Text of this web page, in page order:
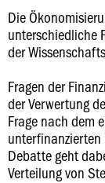
Die
unterschiedliche
der
Fragen der
der Verwertung
Frage nach dem
unterfinanzierten
Debatte geht
Verteilung von